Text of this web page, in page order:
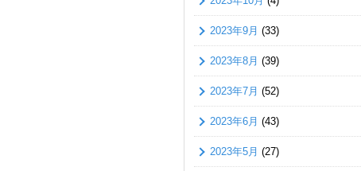
2023年9月 (33)
2023年8月 (39)
2023年7月 (52)
2023年6月 (43)
2023年5月 (27)